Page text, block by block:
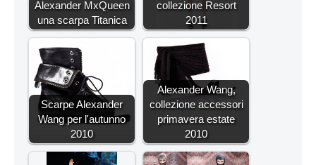
Alexander MxQueen
una scarpa Titanica
collezione Resort
2011
Scarpe Alexander
Wang per l'autunno
2010
Alexander Wang,
collezione accessori
primavera estate
2010